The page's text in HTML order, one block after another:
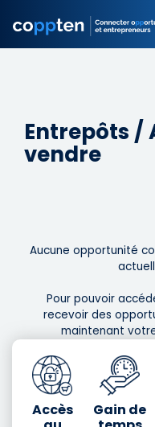
Entrepôts /
vendre
Aucune opportunité
Pour pouvoir
recevoir des
maintenant
Accès
Gain de